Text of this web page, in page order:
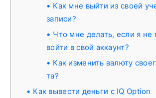
Как мне выйти из своей
записи?
Что мне делать, если я не
войти в свой аккаунт?
Как изменить валюту
та?
Как вывести деньги с IQ Option